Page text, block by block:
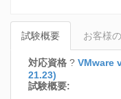
試験概要 お客様
対応資格 ? VMware
21.23)
試験概要: